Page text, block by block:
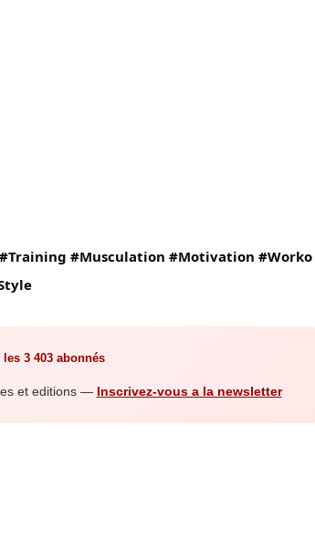
#Training #Musculation #Motivation #Worko
les 3 403 abonnés
et editions — Inscrivez-vous a la newsletter